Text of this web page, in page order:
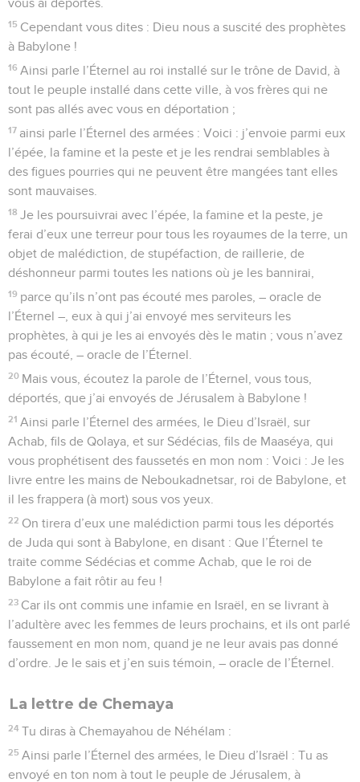
vous ai déportés.
15 Cependant vous dites : Dieu nous a suscité des prophètes
à Babylone !
16 Ainsi parle l’Éternel au roi installé sur le trône de David, à
tout le peuple installé dans cette ville, à vos frères qui ne
sont pas allés avec vous en déportation ;
17 ainsi parle l’Éternel des armées : Voici : j’envoie parmi eux
l’épée, la famine et la peste et je les rendrai semblables à
des figues pourries qui ne peuvent être mangées tant elles
sont mauvaises.
18 Je les poursuivrai avec l’épée, la famine et la peste, je
ferai d’eux une terreur pour tous les royaumes de la terre, un
objet de malédiction, de stupéfaction, de raillerie, de
déshonneur parmi toutes les nations où je les bannirai,
19 parce qu’ils n’ont pas écouté mes paroles, – oracle de
l’Éternel –, eux à qui j’ai envoyé mes serviteurs les
prophètes, à qui je les ai envoyés dès le matin ; vous n’avez
pas écouté, – oracle de l’Éternel.
20 Mais vous, écoutez la parole de l’Éternel, vous tous,
déportés, que j’ai envoyés de Jérusalem à Babylone !
21 Ainsi parle l’Éternel des armées, le Dieu d’Israël, sur
Achab, fils de Qolaya, et sur Sédécias, fils de Maaséya, qui
vous prophétisent des faussetés en mon nom : Voici : Je les
livre entre les mains de Neboukadnetsar, roi de Babylone, et
il les frappera (à mort) sous vos yeux.
22 On tirera d’eux une malédiction parmi tous les déportés
de Juda qui sont à Babylone, en disant : Que l’Éternel te
traite comme Sédécias et comme Achab, que le roi de
Babylone a fait rôtir au feu !
23 Car ils ont commis une infamie en Israël, en se livrant à
l’adultère avec les femmes de leurs prochains, et ils ont parlé
faussement en mon nom, quand je ne leur avais pas donné
d’ordre. Je le sais et j’en suis témoin, – oracle de l’Éternel.
La lettre de Chemaya
24 Tu diras à Chemayahou de Néhélam :
25 Ainsi parle l’Éternel des armées, le Dieu d’Israël : Tu as
envoyé en ton nom à tout le peuple de Jérusalem, à